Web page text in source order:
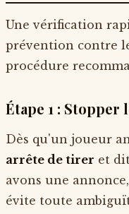
Une vérification
prévention contre
procédure
Étape 1 :
Dès qu'un joueur
arrête de tirer et
avons une
évite toute